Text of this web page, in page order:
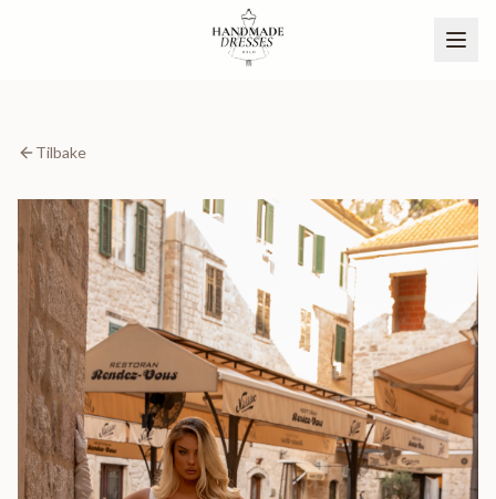
NO BLI PARTNER
Tilbake